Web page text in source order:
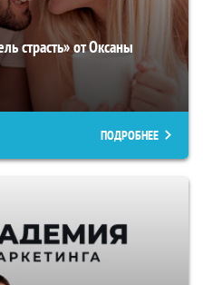
страсть» от Оксаны
ПОДРОБНЕЕ